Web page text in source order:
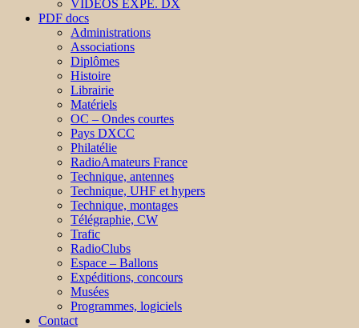
VIDEOS EXPE. DX
PDF docs
Administrations
Associations
Diplômes
Histoire
Librairie
Matériels
OC – Ondes courtes
Pays DXCC
Philatélie
RadioAmateurs France
Technique, antennes
Technique, UHF et hypers
Technique, montages
Télégraphie, CW
Trafic
RadioClubs
Espace – Ballons
Expéditions, concours
Musées
Programmes, logiciels
Contact